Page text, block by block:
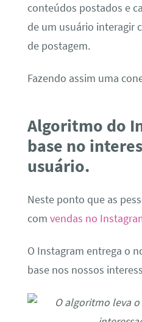
conteúdos postados e
de um usuário interagir
de postagem.
Fazendo assim uma
Algoritmo do
base no
usuário.
Neste ponto que as
com vendas no
O Instagram entrega o
base nos nossos